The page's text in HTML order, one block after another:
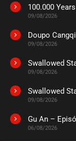
100.000
09/08/2026
Doupo
09/08/2026
Swallowed
09/08/2026
Swallowed
09/08/2026
Gu An –
06/08/2026